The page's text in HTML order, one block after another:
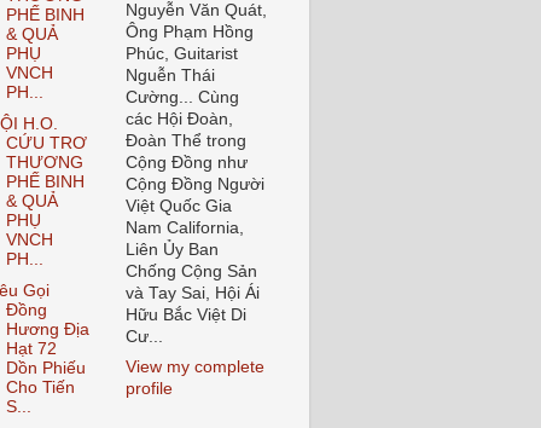
PHẾ BINH
& QUẢ
PHỤ
VNCH
PH...
H.O.
CỨU TRƠ
THƯƠNG
PHẾ BINH
& QUẢ
PHỤ
VNCH
PH...
Gọi
Đồng
Hương Địa
Hạt 72
Dồn Phiếu
Cho Tiến
S...
Nguyễn Văn Quát,
Ông Phạm Hồng
Phúc, Guitarist
Nguễn Thái
Cường... Cùng
các Hội Đoàn,
Đoàn Thể trong
Cộng Đồng như
Cộng Đồng Người
Việt Quốc Gia
Nam California,
Liên Ủy Ban
Chống Cộng Sản
và Tay Sai, Hội Ái
Hữu Bắc Việt Di
Cư...
View my complete
profile